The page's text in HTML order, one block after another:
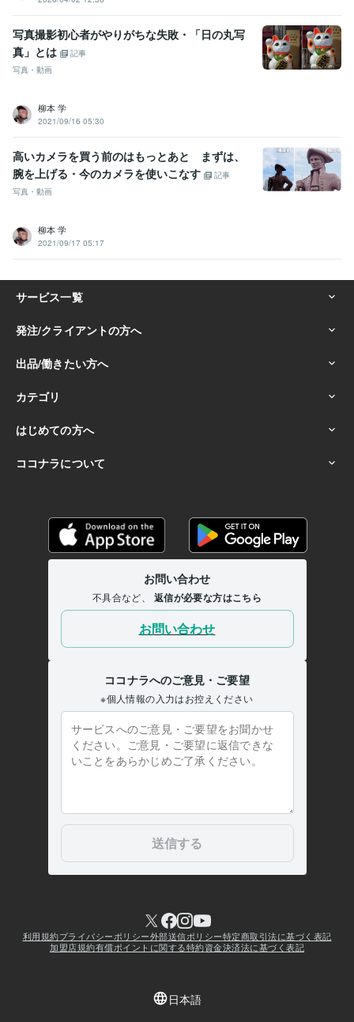
写真撮影初心者がやりがちな失敗・「日の丸写
真」とは
記事
写真・動画
柳本 学
2021/09/16 05:30
高いカメラを買う前のはもっとあと まずは、
腕を上げる・今のカメラを使いこなす
記事
写真・動画
柳本 学
2021/09/17 05:17